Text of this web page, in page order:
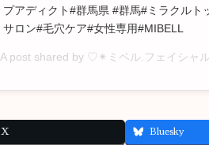
プアディクト#群馬県 #群馬#ミラクル
サロン#毛穴ケア#女性専用#MIBELL
A post shared by ♡✴︎ミベル.フェイシャ
X Bluesky